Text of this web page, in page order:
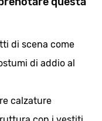
di scena come
di addio al
calzature